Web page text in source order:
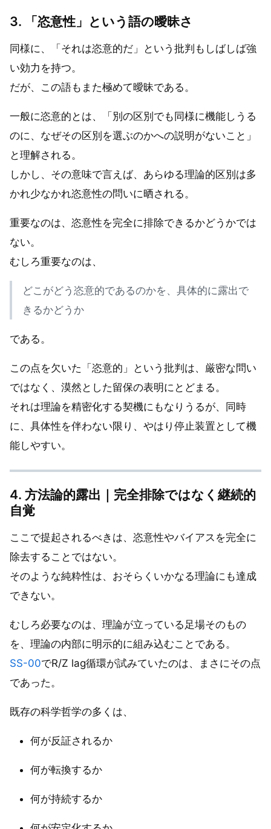
3. 「恣意性」という語の曖昧さ
同様に、「それは恣意的だ」という批判もしばしば強
い効力を持つ。
だが、この語もまた極めて曖昧である。
一般に恣意的とは、「別の区別でも同様に機能しうる
のに、なぜその区別を選ぶのかへの説明がないこと」
と理解される。
しかし、その意味で言えば、あらゆる理論的区別は多
かれ少なかれ恣意性の問いに晒される。
重要なのは、恣意性を完全に排除できるかどうかでは
ない。
むしろ重要なのは、
どこがどう恣意的であるのかを、具体的に露出で
きるかどうか
である。
この点を欠いた「恣意的」という批判は、厳密な問い
ではなく、漠然とした留保の表明にとどまる。
それは理論を精密化する契機にもなりうるが、同時
に、具体性を伴わない限り、やはり停止装置として機
能しやすい。
4. 方法論的露出｜完全排除ではなく継続的
自覚
ここで提起されるべきは、恣意性やバイアスを完全に
除去することではない。
そのような純粋性は、おそらくいかなる理論にも達成
できない。
むしろ必要なのは、理論が立っている足場そのもの
を、理論の内部に明示的に組み込むことである。
SS-00でR/Z lag循環が試みていたのは、まさにその点
であった。
既存の科学哲学の多くは、
何が反証されるか
何が転換するか
何が持続するか